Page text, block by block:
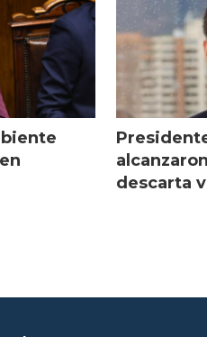
descarta